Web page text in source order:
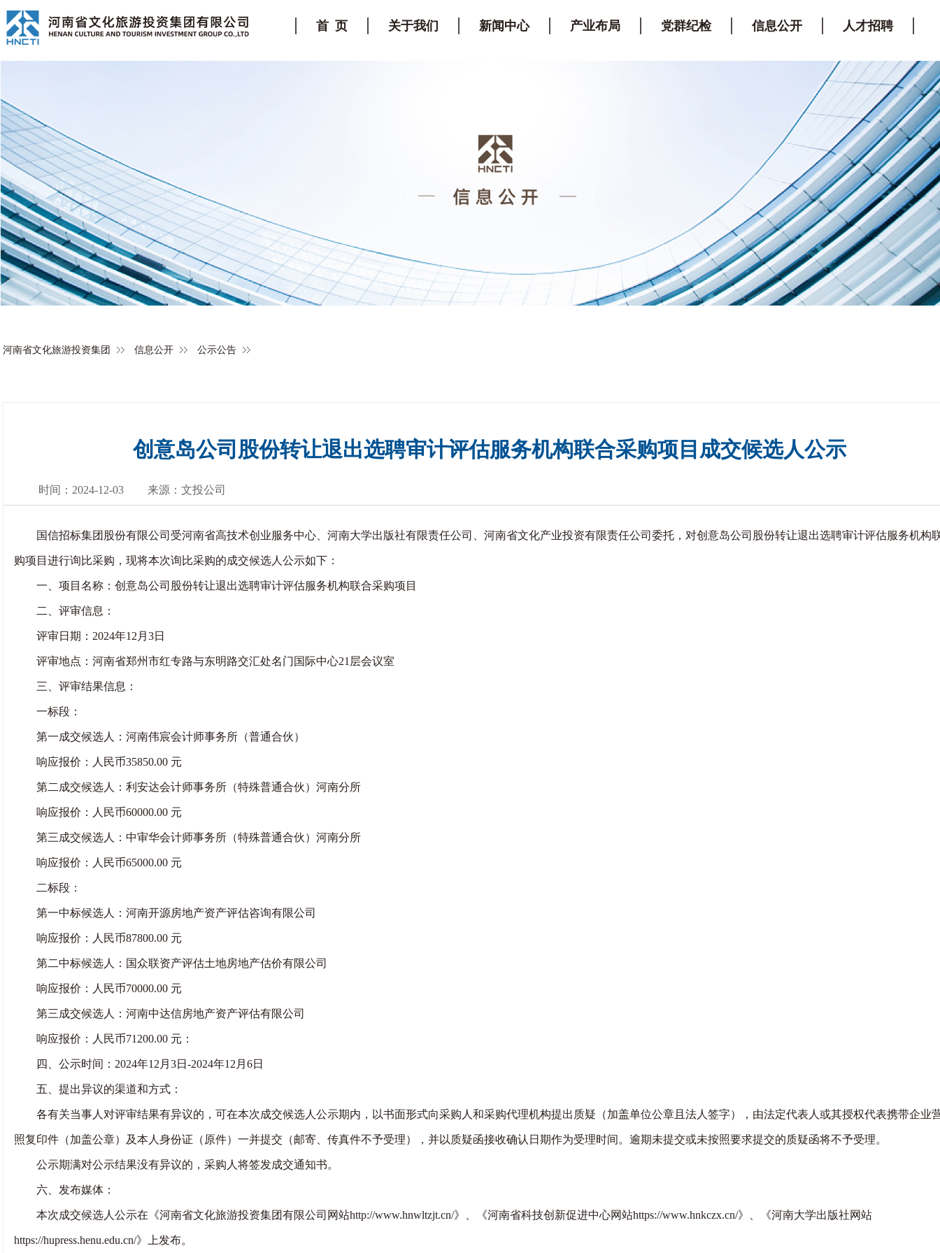
首 页 关于我们 新闻中心 产业布局 党群纪检 信息公开 人才招聘
河南省文化旅游投资集团 信息公开 公示公告
创意岛公司股份转让退出选聘审计评估服务机构联合采购项目成交候选人公示
时间：2024-12-03 来源：文投公司
国信招标集团股份有限公司受河南省高技术创业服务中心、河南大学出版社有限责任公司、河南省文化产业投资有限责任公司委托，对创意岛公司股份转让退出选聘审计评估服务机构
购项目进行询比采购，现将本次询比采购的成交候选人公示如下：
一、项目名称：创意岛公司股份转让退出选聘审计评估服务机构联合采购项目
二、评审信息：
评审日期：2024年12月3日
评审地点：河南省郑州市红专路与东明路交汇处名门国际中心21层会议室
三、评审结果信息：
一标段：
第一成交候选人：河南伟宸会计师事务所（普通合伙）
响应报价：人民币35850.00 元
第二成交候选人：利安达会计师事务所（特殊普通合伙）河南分所
响应报价：人民币60000.00 元
第三成交候选人：中审华会计师事务所（特殊普通合伙）河南分所
响应报价：人民币65000.00 元
二标段：
第一中标候选人：河南开源房地产资产评估咨询有限公司
响应报价：人民币87800.00 元
第二中标候选人：国众联资产评估土地房地产估价有限公司
响应报价：人民币70000.00 元
第三成交候选人：河南中达信房地产资产评估有限公司
响应报价：人民币71200.00 元：
四、公示时间：2024年12月3日-2024年12月6日
五、提出异议的渠道和方式：
各有关当事人对评审结果有异议的，可在本次成交候选人公示期内，以书面形式向采购人和采购代理机构提出质疑（加盖单位公章且法人签字），由法定代表人或其授权代表携带企业
照复印件（加盖公章）及本人身份证（原件）一并提交（邮寄、传真件不予受理），并以质疑函接收确认日期作为受理时间。逾期未提交或未按照要求提交的质疑函将不予受理。
公示期满对公示结果没有异议的，采购人将签发成交通知书。
六、发布媒体：
本次成交候选人公示在《河南省文化旅游投资集团有限公司网站http://www.hnwltzjt.cn/》、《河南省科技创新促进中心网站https://www.hnkczx.cn/》、《河南大学出版社网站
https://hupress.henu.edu.cn/》上发布。